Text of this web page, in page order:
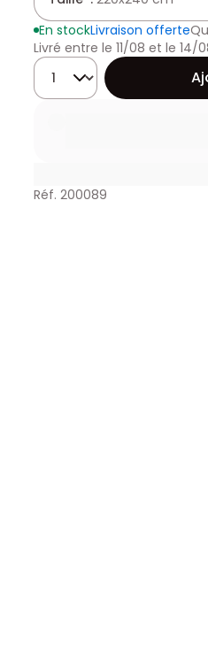
En stockLivraison offerte
Livré entre le 11/08 et le 14/
Quantité
Réf. 200089